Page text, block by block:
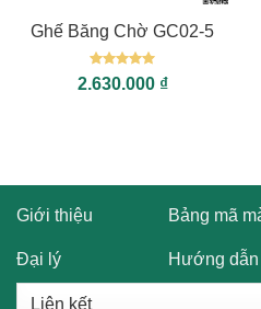
Ghế Băng Chờ GC02-5
Được xếp
hạng55
2.630.000 ₫
Giới thiệu Bảng mã
Đại lý Hướng dẫn